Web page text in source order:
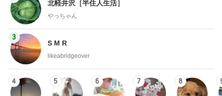
北軽井沢［半住人生活］
やっちゃん
3
S M R
likeabridgeover
4 5 6 7 8